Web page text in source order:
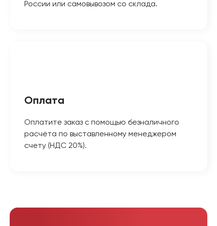
России или самовывозом со склада.
Оплата
Оплатите заказ с помощью безналичного
расчёта по выставленному менеджером
счету (НДС 20%).